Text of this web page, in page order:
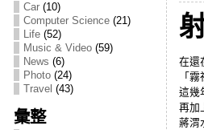
Car(10)
Computer Science(21)
Life(52)
Music & Video(59)
News (6)
Photo(24)
Travel (43)
彙整
在還
「
這幾
再加
蔣渭